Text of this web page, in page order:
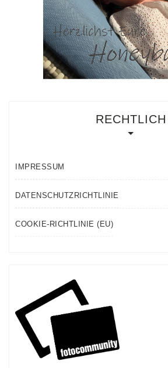
RECHTLICH
IMPRESSUM
DATENSCHUTZRICHTLINIE
COOKIE-RICHTLINIE (EU)